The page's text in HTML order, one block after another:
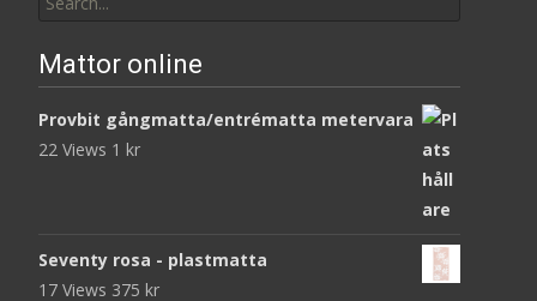
for:
Mattor online
Provbit gångmatta/entrématta metervara
22 Views 1 kr
Seventy rosa - plastmatta
17 Views 375 kr